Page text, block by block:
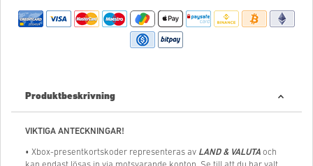
Produktbeskrivning
VIKTIGA ANTECKNINGAR!
• Xbox-presentkortskoder representeras av LAND & VALUTA och